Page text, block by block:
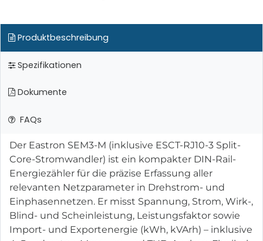
Produktbeschreibung
Spezifikationen
Dokumente
FAQs
Der Eastron SEM3-M (inklusive ESCT-RJ10-3 Split-
Core-Stromwandler) ist ein kompakter DIN-Rail-
Energiezähler für die präzise Erfassung aller
relevanten Netzparameter in Drehstrom- und
Einphasennetzen. Er misst Spannung, Strom, Wirk-,
Blind- und Scheinleistung, Leistungsfaktor sowie
Import- und Exportenergie (kWh, kVArh) – inklusive